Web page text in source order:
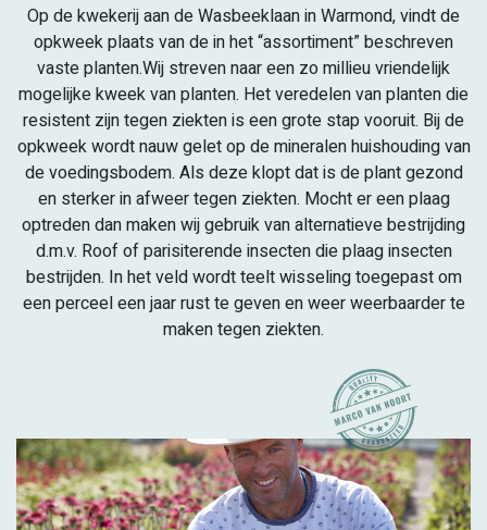
Op de kwekerij aan de Wasbeeklaan in Warmond, vindt de
opkweek plaats van de in het “assortiment” beschreven
vaste planten.Wij streven naar een zo millieu vriendelijk
mogelijke kweek van planten. Het veredelen van planten die
resistent zijn tegen ziekten is een grote stap vooruit. Bij de
opkweek wordt nauw gelet op de mineralen huishouding van
de voedingsbodem. Als deze klopt dat is de plant gezond
en sterker in afweer tegen ziekten. Mocht er een plaag
optreden dan maken wij gebruik van alternatieve bestrijding
d.m.v. Roof of parisiterende insecten die plaag insecten
bestrijden. In het veld wordt teelt wisseling toegepast om
een perceel een jaar rust te geven en weer weerbaarder te
maken tegen ziekten.